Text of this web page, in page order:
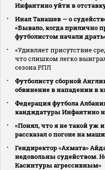
Инфантино уйти в
Инал Танашев — о
«Бывало, когда прилично
футболистом начали
«Удивляет присутствие
что слишком легко
сезона РПЛ
Футболисту сборной
обвинение в нападении в
Федерация футбола
кандидатуры Инфантино
«Понял, что я не такой уж
рассказал о погоне на
Гендиректор «Ахмата»
недовольны судейством.
Касинтуры агрессивным»